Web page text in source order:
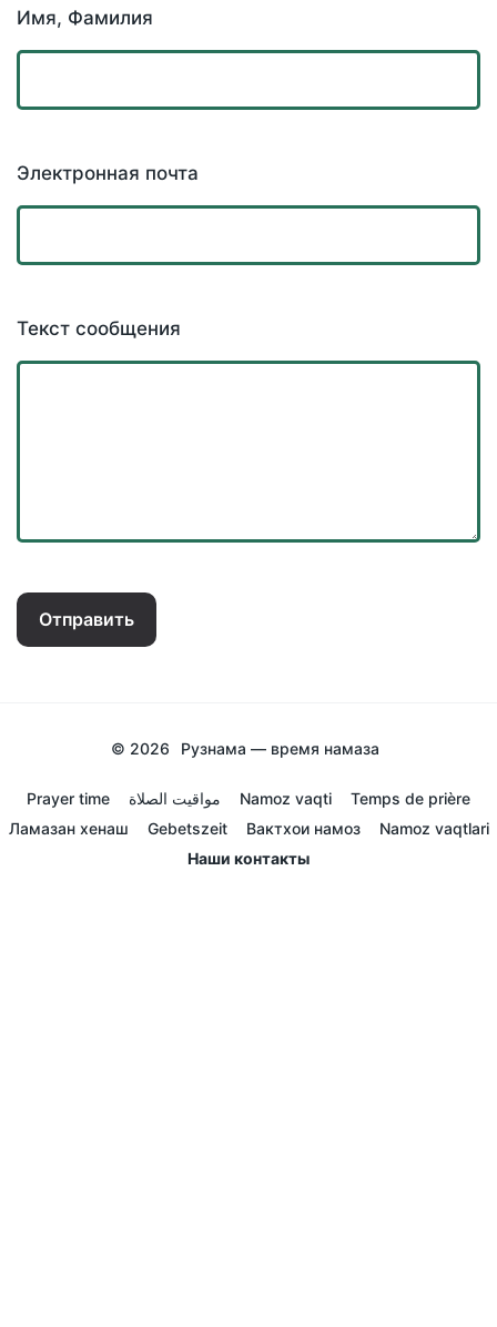
Имя, Фамилия
Электронная почта
Текст сообщения
Отправить
© 2026 Рузнама — время намаза
Prayer time مواقيت الصلاة Namoz vaqti
Temps de prière
Ламазан хенаш
Gebetszeit Вактхои намоз
Namoz vaqtlari
Наши контакты